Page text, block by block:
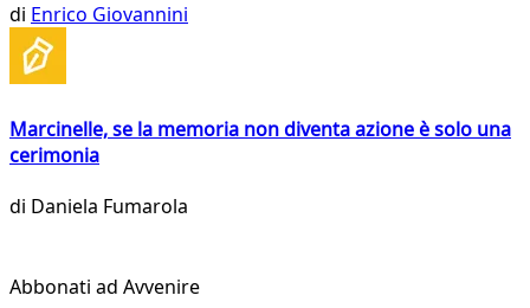
di Enrico Giovannini
Marcinelle, se la memoria non diventa azione è solo una
cerimonia
di Daniela Fumarola
Abbonati ad Avvenire